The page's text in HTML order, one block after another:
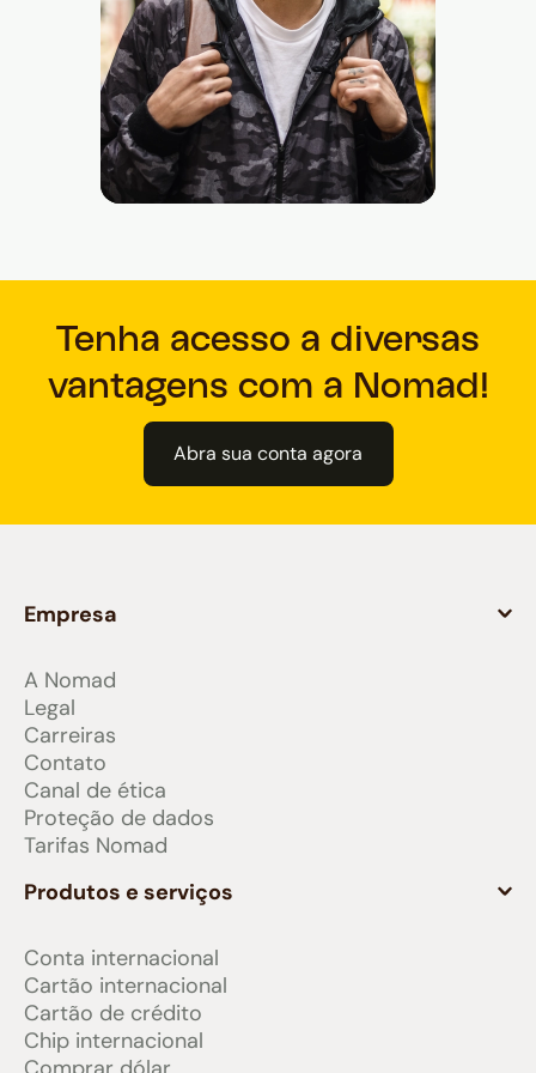
Tenha acesso a diversas
vantagens com a Nomad!
Abra sua conta agora
Empresa
A Nomad
Legal
Carreiras
Contato
Canal de ética
Proteção de dados
Tarifas Nomad
Produtos e serviços
Conta internacional
Cartão internacional
Cartão de crédito
Chip internacional